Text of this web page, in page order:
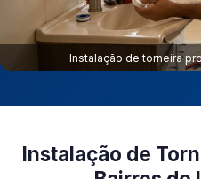
Instalação de torneira
Instalação de